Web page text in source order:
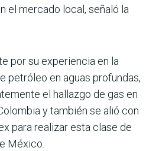
el mercado local, señaló la
por su experiencia en la
petróleo en aguas profundas,
el hallazgo de gas en
y también se alió con
para realizar esta clase de
México.